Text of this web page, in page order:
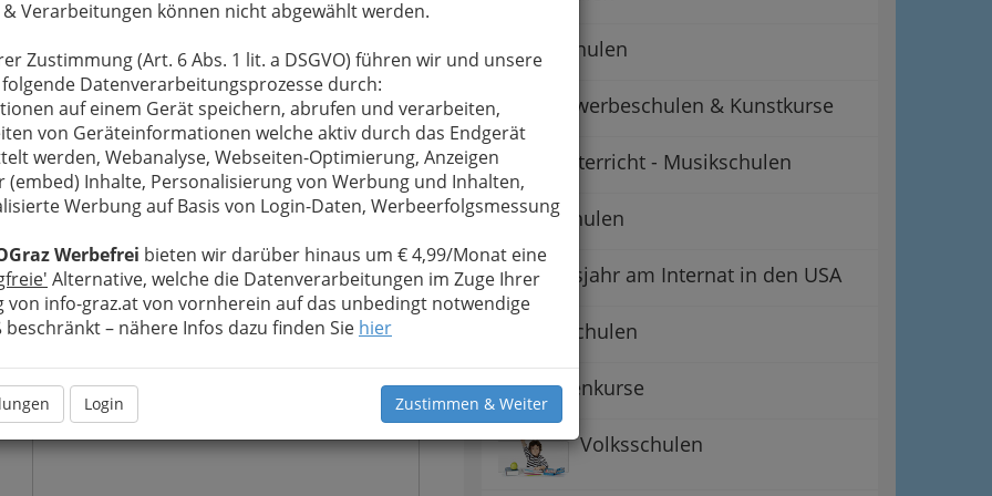
& Verarbeitungen können nicht abgewählt werden.
Zustimmung (Art. 6 Abs. 1 lit. a DSGVO) führen wir und unsere
Datenverarbeitungsprozesse durch:
auf einem Gerät speichern, abrufen und verarbeiten,
von Geräteinformationen welche aktiv durch das Endgerät
werden, Webanalyse, Webseiten-Optimierung, Anzeigen
(embed) Inhalte, Personalisierung von Werbung und Inhalten,
Werbung auf Basis von Login-Daten, Werbeerfolgsmessung
Werbefrei bieten wir darüber hinaus um € 4,99/Monat eine
Alternative, welche die Datenverarbeitungen im Zuge Ihrer
von info-graz.at von vornherein auf das unbedingt notwendige
beschränkt – nähere Infos dazu finden Sie hier
Login Zustimmen & Weiter
Ihre Nachricht wird nach dem Absenden
Bundesrealgymnasium und
Hauptschulen
Kunstgewerbeschulen & Kunstkurse
Musikunterricht - Musikschulen
Privatschulen
Auslandsjahr am Internat in den USA
Sonderschulen
Studentenkurse
Volksschulen